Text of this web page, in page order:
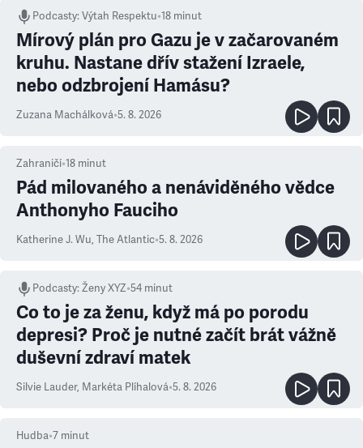
Podcasty:Výtah Respektu•18 minut
Mírový plán pro Gazu je v začarovaném
kruhu. Nastane dřív stažení Izraele,
nebo odzbrojení Hamásu?
Zuzana Machálková•5. 8. 2026
Zahraničí•18 minut
Pád milovaného a nenáviděného vědce
Anthonyho Fauciho
Katherine J. Wu, The Atlantic•5. 8. 2026
Podcasty:Ženy XYZ•54 minut
Co to je za ženu, když má po porodu
depresi? Proč je nutné začít brát vážně
duševní zdraví matek
Silvie Lauder, Markéta Plíhalová•5. 8. 2026
Hudba•7 minut